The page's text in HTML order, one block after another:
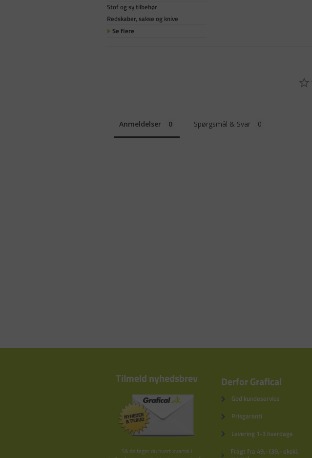
Stof og sy tilbehør
Redskaber, sakse og knive
Se flere
Anmeldelser Spørgsmål & Svar
Tilmeld nyhedsbrev
Så deltager du hvert kvartal i
Derfor Grafical
God kundeservice
Prisgaranti
Levering 1-3 hverdage
Fragt fra 49,- (39,- ekskl.